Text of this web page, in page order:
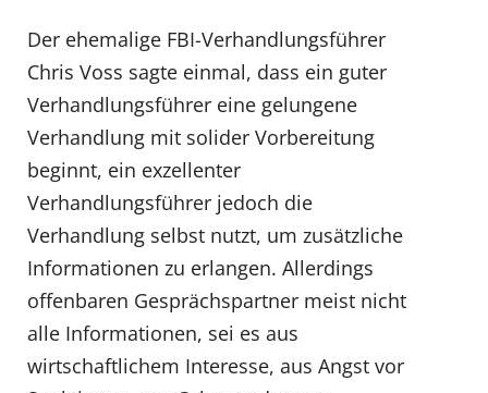
Der ehemalige FBI-Verhandlungsführer
Chris Voss sagte einmal, dass ein guter
Verhandlungsführer eine gelungene
Verhandlung mit solider Vorbereitung
beginnt, ein exzellenter
Verhandlungsführer jedoch die
Verhandlung selbst nutzt, um zusätzliche
Informationen zu erlangen. Allerdings
offenbaren Gesprächspartner meist nicht
alle Informationen, sei es aus
wirtschaftlichem Interesse, aus Angst vor